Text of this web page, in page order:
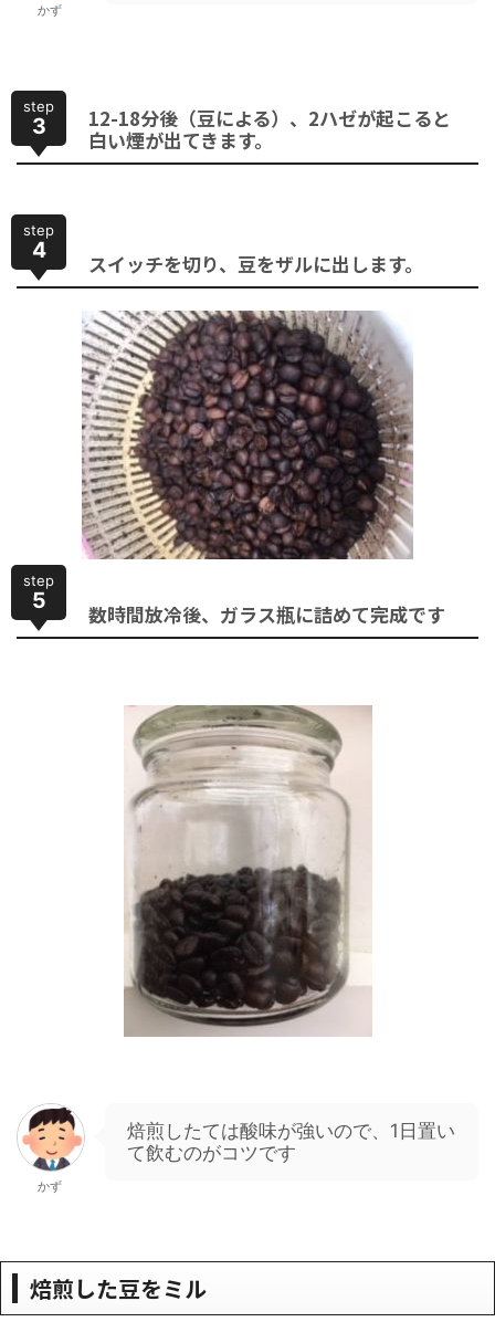
かず
step
3
12-18分後（豆による）、2ハゼが起こると
白い煙が出てきます。
step
4 スイッチを切り、豆をザルに出します。
step
5 数時間放冷後、ガラス瓶に詰めて完成です
かず
焙煎したては酸味が強いので、1日置い
て飲むのがコツです
焙煎した豆をミル